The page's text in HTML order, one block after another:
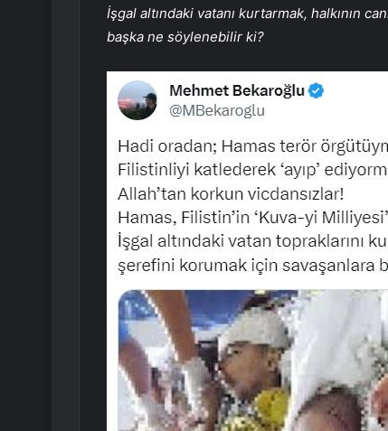
İşgal altındaki vatanı kurtarmak, halkının
başka ne söylenebilir ki?